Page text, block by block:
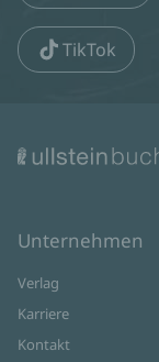
TikTok
Unternehmen
Verlag
Karriere
Kontakt